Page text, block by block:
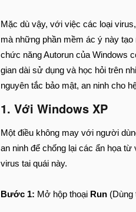
Mặc dù vậy, với việc các loại
mà những phần mềm ác ý này
chức năng Autorun của Windows
gian dài sử dụng và học hỏi trên
nguyên tắc bảo mật, an ninh cho
1. Với Windows XP
Một điều không may với người
an ninh để chống lại các ẩn họa
virus tai quái này.
Bước 1: Mở hộp thoại Run (Dùng